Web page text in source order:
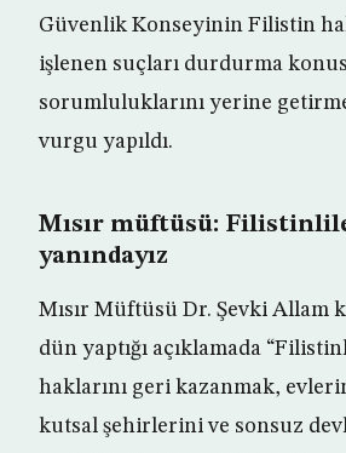
Güvenlik Konseyinin Filistin
işlenen suçları durdurma
sorumluluklarını yerine
vurgu yapıldı.
Mısır müftüsü:
yanındayız
Mısır Müftüsü Dr. Şevki Allam
dün yaptığı açıklamada
haklarını geri kazanmak,
kutsal şehirlerini ve sonsuz